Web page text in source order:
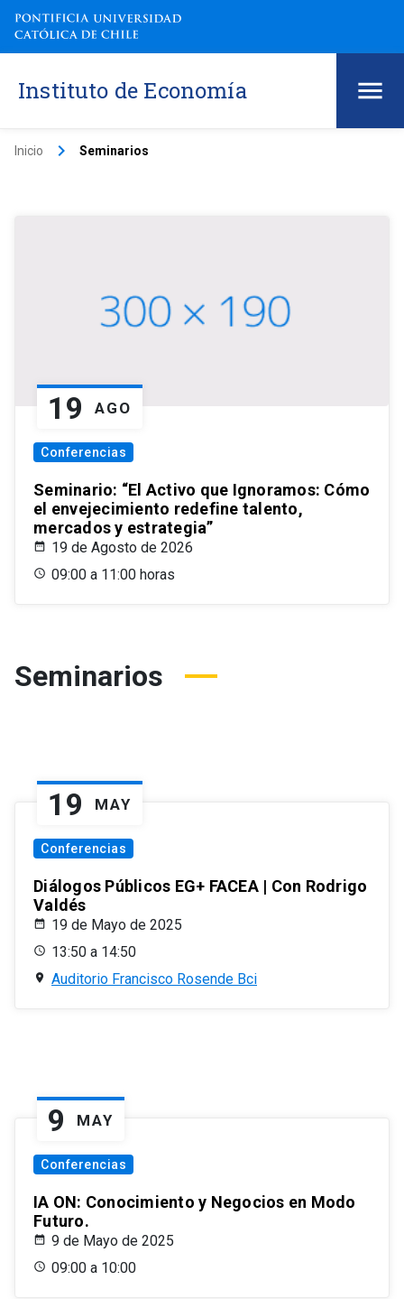
Instituto de Economía
Inicio keyboard_arrow_right Seminarios
19 AGO
Conferencias
Seminario: “El Activo que Ignoramos: Cómo
el envejecimiento redefine talento,
mercados y estrategia”
19 de Agosto de 2026
09:00 a 11:00 horas
Seminarios
19 MAY
Conferencias
Diálogos Públicos EG+ FACEA | Con Rodrigo
Valdés
19 de Mayo de 2025
13:50 a 14:50
Auditorio Francisco Rosende Bci
9 MAY
Conferencias
IA ON: Conocimiento y Negocios en Modo
Futuro.
9 de Mayo de 2025
09:00 a 10:00